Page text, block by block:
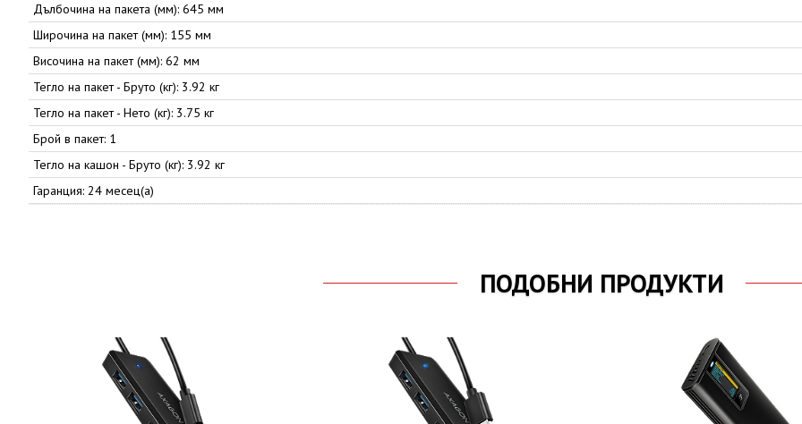
Дълбочина на пакета (мм): 645 мм
Широчина на пакет (мм): 155 мм
Височина на пакет (мм): 62 мм
Тегло на пакет - Бруто (кг): 3.92 кг
Тегло на пакет - Нето (кг): 3.75 кг
Брой в пакет: 1
Тегло на кашон - Бруто (кг): 3.92 кг
Гаранция: 24 месец(а)
ПОДОБНИ ПРОДУКТИ